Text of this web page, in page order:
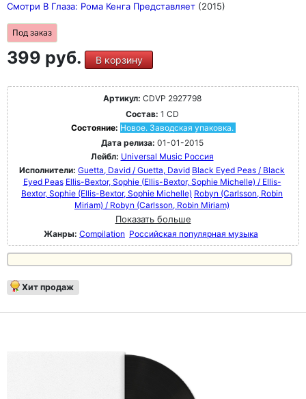
Смотри В Глаза: Рома Кенга Представляет (2015)
Под заказ
399 руб. В корзину
Артикул: CDVP 2927798
Состав: 1 CD
Состояние: Новое. Заводская упаковка.
Дата релиза: 01-01-2015
Лейбл: Universal Music Россия
Исполнители: Guetta, David / Guetta, David Black Eyed Peas / Black
Eyed Peas Ellis-Bextor, Sophie (Ellis-Bextor, Sophie Michelle) / Ellis-
Bextor, Sophie (Ellis-Bextor, Sophie Michelle) Robyn (Carlsson, Robin
Miriam) / Robyn (Carlsson, Robin Miriam)
Показать больше
Жанры: Compilation Российская популярная музыка
Хит продаж